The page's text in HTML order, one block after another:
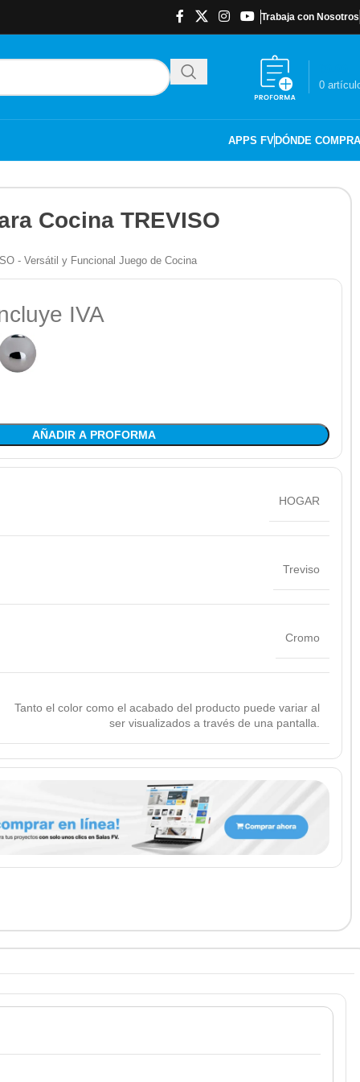
Trabaja con Nosotros
0
APPS FVDÓNDE
Cocina TREVISO
- Versátil y Funcional Juego de Cocina
IVA
AÑADIR A PROFORMA
HOGAR
Treviso
Cromo
Tanto el color como el acabado del producto puede variar al
ser visualizados a través de una pantalla.